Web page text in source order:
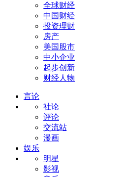
全球财经
中国财经
投资理财
房产
美国股市
中小企业
起步创新
财经人物
言论
社论
评论
交流站
漫画
娱乐
明星
影视